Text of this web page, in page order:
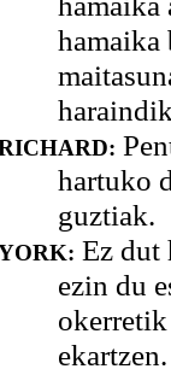
hamaika
hartuko
guztiak.
Ez dut
ezin du
ekartzen.